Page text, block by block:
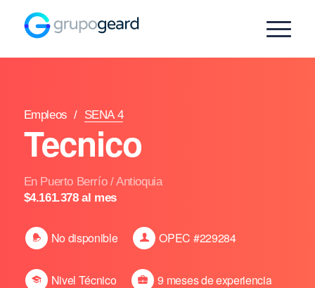
Empleos / SENA 4
Tecnico
En Puerto Berrío / Antioquia
$4.161.378 al mes
No disponible OPEC #229284
Nivel Técnico 9 meses de experiencia